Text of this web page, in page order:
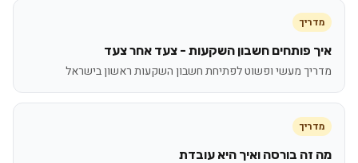
מדריך
איך פותחים חשבון השקעות - צעד אחר צעד
מדריך מעשי ופשוט לפתיחת חשבון השקעות ראשון בישראל
מדריך
מה זה בורסה ואיך היא עובדת